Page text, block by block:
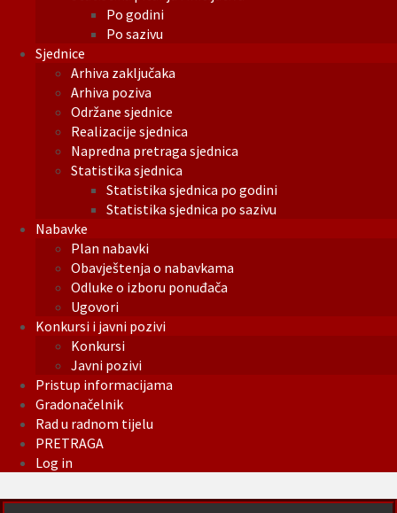
Po godini
Po sazivu
Sjednice
Arhiva zaključaka
Arhiva poziva
Održane sjednice
Realizacije sjednica
Napredna pretraga sjednica
Statistika sjednica
Statistika sjednica po godini
Statistika sjednica po sazivu
Nabavke
Plan nabavki
Obavještenja o nabavkama
Odluke o izboru ponuđača
Ugovori
Konkursi i javni pozivi
Konkursi
Javni pozivi
Pristup informacijama
Gradonačelnik
Rad u radnom tijelu
PRETRAGA
Log in